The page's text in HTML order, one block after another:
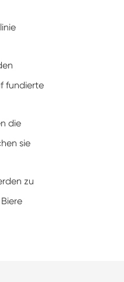
fundierte
die
sie
zu